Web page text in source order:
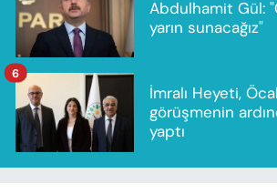
Abdulhamit Gül:
yarın sunacağız"
İmralı Heyeti,
görüşmenin
yaptı
6